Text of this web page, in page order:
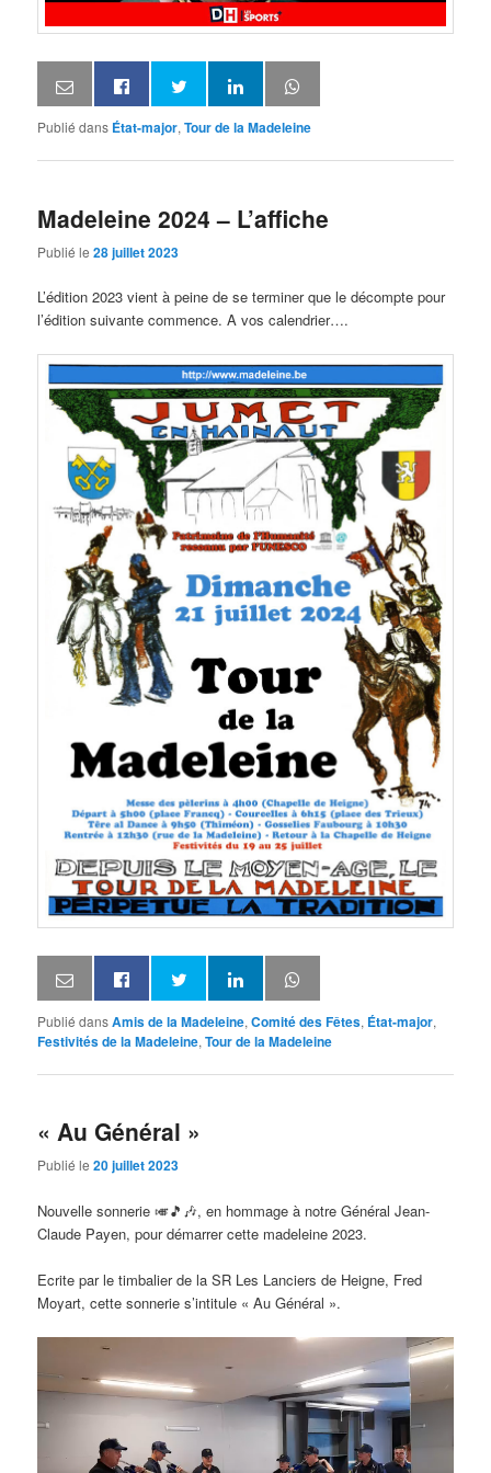
Publié dans État-major,Tour de la Madeleine
Madeleine 2024 – L’affiche
Publié le28 juillet 2023
L’édition 2023 vient à peine de se terminer que le décompte pour
l’édition suivante commence. A vos calendrier….
Publié dansAmis de la Madeleine,Comité des Fêtes, État-major,
Festivités de la Madeleine,Tour de la Madeleine
« Au Général »
Publié le20 juillet 2023
Nouvelle sonnerie 🎺🎵🎶, en hommage à notre Général Jean-
Claude Payen, pour démarrer cette madeleine 2023.
Ecrite par le timbalier de la SR Les Lanciers de Heigne, Fred
Moyart, cette sonnerie s’intitule « Au Général ».